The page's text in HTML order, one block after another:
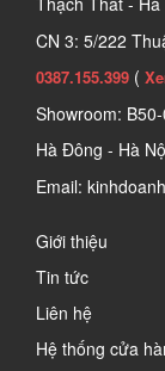
CN 3: 5/222
0387.155.399 (
Showroom:
Hà Đông - Hà
Email:
Giới thiệu
Tin tức
Liên hệ
Hệ thống cửa